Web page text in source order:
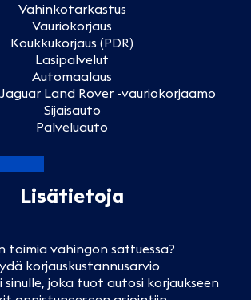
Vahinkotarkastus
Vauriokorjaus
Koukkukorjaus (PDR)
Lasipalvelut
Automaalaus
Land Rover -vauriokorjaamo
Sijaisauto
Palveluauto
Lisätietoja
toimia vahingon sattuessa?
korjauskustannusarvio
joka tuot autosi korjaukseen